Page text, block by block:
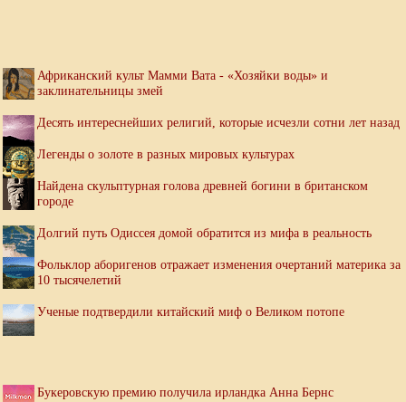
Африканский культ Мамми Вата - «Хозяйки воды» и
заклинательницы змей
Десять интереснейших религий, которые исчезли сотни лет назад
Легенды о золоте в разных мировых культурах
Найдена скульптурная голова древней богини в британском
городе
Долгий путь Одиссея домой обратится из мифа в реальность
Фольклор аборигенов отражает изменения очертаний материка за
10 тысячелетий
Ученые подтвердили китайский миф о Великом потопе
Букеровскую премию получила ирландка Анна Бернс